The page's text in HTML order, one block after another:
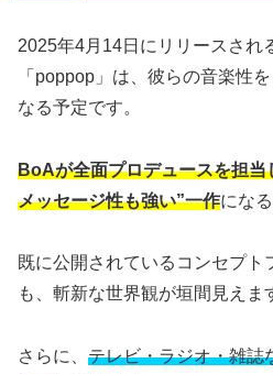
2025年4月14日にリリースされ
「poppop」は、彼らの音楽性
なる予定です。
BoAが全面プロデュースを担当
メッセージ性も強い”一作にな
既に公開されているコンセプト
も、斬新な世界観が垣間見えま
さらに、 テレビ・ラジオ・雑誌